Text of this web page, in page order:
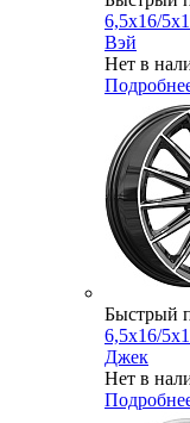
6,5x16/
Вэй
Нет в
Быстрый
6,5x16/
Джек
Нет в